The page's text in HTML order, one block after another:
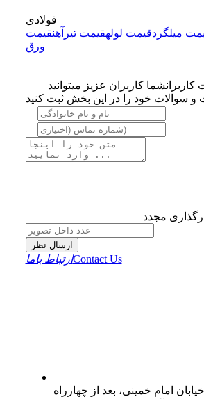
فولادی
میلگردقیمت لولهقیمت تیرآهنقیمت
ورق
شما کاربران عزیز میتوانید
و سوالات خود را در این بخش ثبت کنید
مجدد
ارسال نظر
ارتباط باماContact Us
خیابان امام خمینی، بعد از چهارراه